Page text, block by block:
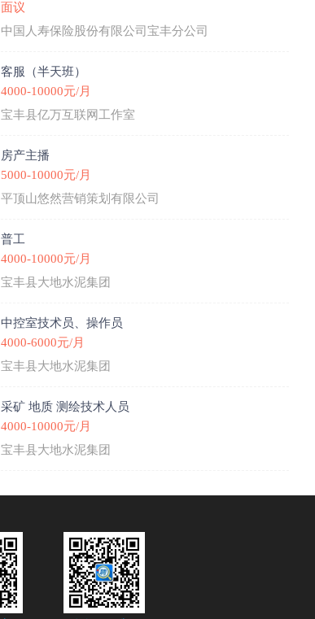
面议
中国人寿保险股份有限公司宝丰分公司
客服（半天班）
4000-10000元/月
宝丰县亿万互联网工作室
房产主播
5000-10000元/月
平顶山悠然营销策划有限公司
普工
4000-10000元/月
宝丰县大地水泥集团
中控室技术员、操作员
4000-6000元/月
宝丰县大地水泥集团
采矿 地质 测绘技术人员
4000-10000元/月
宝丰县大地水泥集团